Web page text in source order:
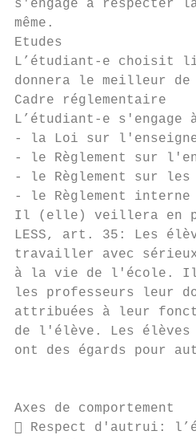
s'engage à respecter
même.
Etudes
L’étudiant-e choisit
donnera le meilleur
Cadre réglementaire
L’étudiant-e
- la Loi sur
- le Règlement sur
- le Règlement sur les
- le Règlement interne
Il (elle) veillera en
LESS, art. 35: Les
travailler avec
à la vie de l'école.
les professeurs leur
attribuées à leur
de l'élève. Les
ont des égards
Axes de comportement
 Respect d'autrui: